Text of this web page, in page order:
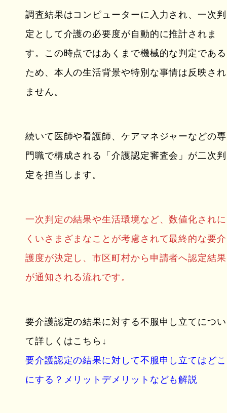
調査結果はコンピューターに入力され、一次判
定として介護の必要度が自動的に推計されま
す。この時点ではあくまで機械的な判定である
ため、本人の生活背景や特別な事情は反映され
ません。
続いて医師や看護師、ケアマネジャーなどの専
門職で構成される「介護認定審査会」が二次判
定を担当します。
一次判定の結果や生活環境など、数値化されに
くいさまざまなことが考慮されて最終的な要介
護度が決定し、市区町村から申請者へ認定結果
が通知される流れです。
要介護認定の結果に対する不服申し立てについ
て詳しくはこちら↓
要介護認定の結果に対して不服申し立てはどこ
にする？メリットデメリットなども解説